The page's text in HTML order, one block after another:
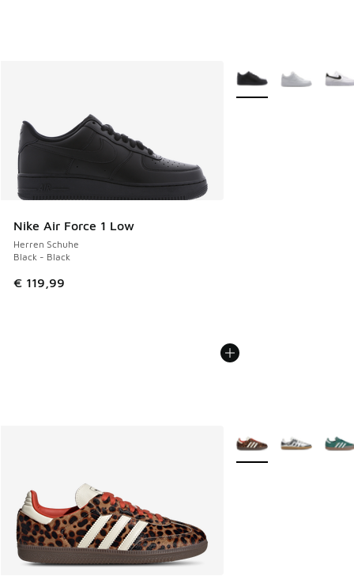
Nike Air Force 1 Low
Herren Schuhe
Black - Black
€ 119,99
Weitere Farben
Weitere Farben